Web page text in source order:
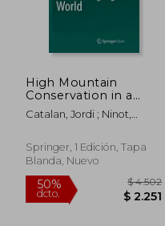
High Mountain
Conservation in a
Changing World (en
Inglés)
Catalan, Jordi ; Ninot,
Springer, 1 Edición, Tapa
Blanda, Nuevo